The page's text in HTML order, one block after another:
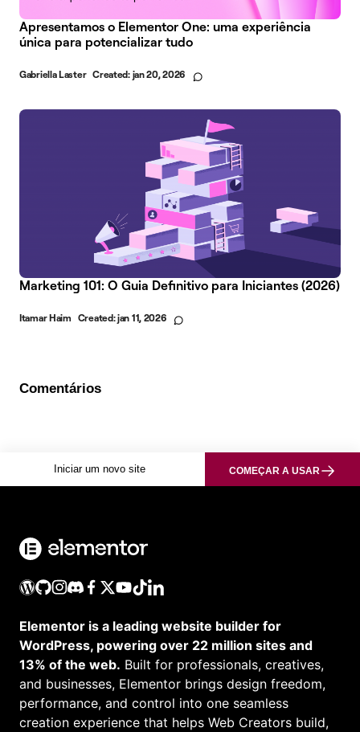
Apresentamos o Elementor One: uma experiência
única para potencializar tudo
Gabriella Laster Created: jan 20, 2026
Marketing 101: O Guia Definitivo para Iniciantes (2026)
Itamar Haim Created:jan 11, 2026
Comentários
Iniciar um novo site COMEÇAR A USAR
Elementor is a leading website builder for
WordPress, powering over 22 million sites and
13% of the web. Built for professionals, creatives,
and businesses, Elementor brings design freedom,
performance, and control into one seamless
creation experience that helps Web Creators build,